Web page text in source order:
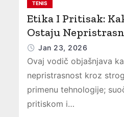
TENIS
Etika I Pritisak:
Ostaju
Jan 23, 2026
Ovaj vodič objašnjava
nepristrasnost kroz
primenu tehnologije;
pritiskom i…